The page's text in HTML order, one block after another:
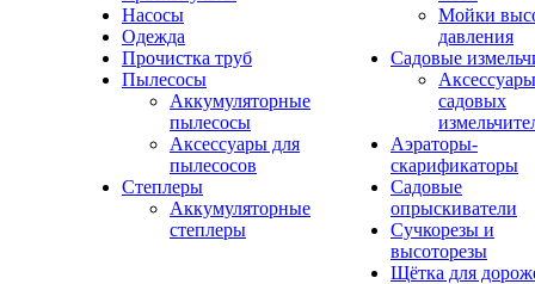
Насосы
Одежда
Прочистка труб
Пылесосы
Аккумуляторные
пылесосы
Аксессуары для
пылесосов
Степлеры
Аккумуляторные
степлеры
Мойки
давления
Садовые
садовых
Аэраторы-
скарификаторы
Садовые
опрыскиватели
Сучкорезы и
высоторезы
Щётка для